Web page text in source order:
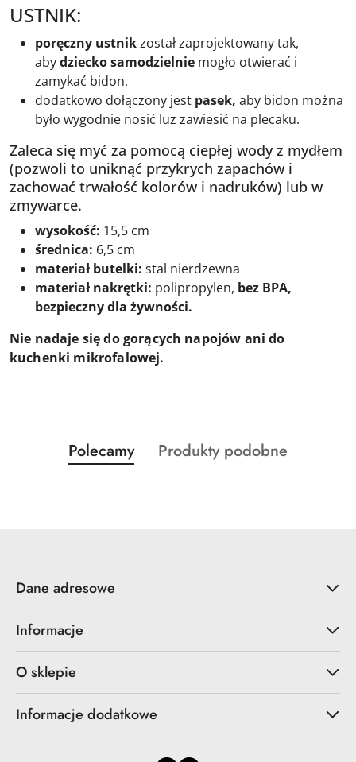
USTNIK:
poręczny ustnikzostał zaprojektowany tak,
abydziecko samodzielnie mogło otwierać i
zamykać bidon,
dodatkowo dołączony jest pasek, aby bidon można
było wygodnie nosić luz zawiesić na plecaku.
Zaleca się myć za pomocą ciepłej wody z mydłem
(pozwoli to uniknąć przykrych zapachów i
zachować trwałość kolorów i nadruków) lub w
zmywarce.
wysokość: 15,5 cm
średnica: 6,5 cm
materiał butelki: stal nierdzewna
materiał nakrętki: polipropylen, bez BPA,
bezpieczny dla żywności.
Nie nadaje się do gorących napojów ani do
kuchenki mikrofalowej.
Pomiń karuzelę produktów
Produkty
o
Polecamy
Produkty
Produkty podobne
Dane adresowe
Informacje
O sklepie
Informacje dodatkowe